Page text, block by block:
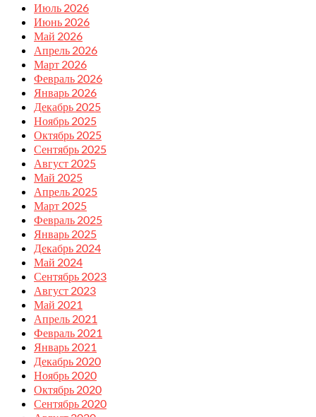
Июль 2026
Июнь 2026
Май 2026
Апрель 2026
Март 2026
Февраль 2026
Январь 2026
Декабрь 2025
Ноябрь 2025
Октябрь 2025
Сентябрь 2025
Август 2025
Май 2025
Апрель 2025
Март 2025
Февраль 2025
Январь 2025
Декабрь 2024
Май 2024
Сентябрь 2023
Август 2023
Май 2021
Апрель 2021
Февраль 2021
Январь 2021
Декабрь 2020
Ноябрь 2020
Октябрь 2020
Сентябрь 2020